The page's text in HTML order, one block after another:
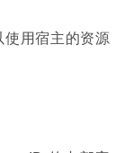
使用宿主的资源